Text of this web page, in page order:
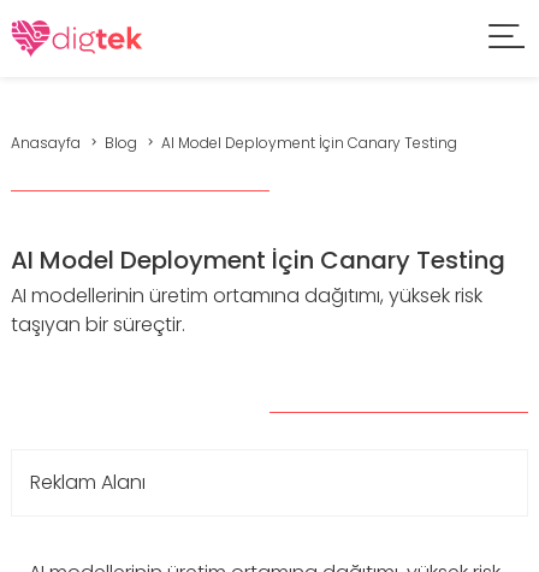
Anasayfa Blog AI Model Deployment İçin Canary Testing
AI Model Deployment İçin Canary Testing
AI modellerinin üretim ortamına dağıtımı, yüksek risk
taşıyan bir süreçtir.
Reklam Alanı